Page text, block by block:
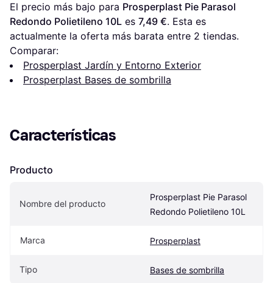
El precio más bajo para Prosperplast Pie Parasol
Redondo Polietileno 10L es 7,49 €. Esta es
actualmente la oferta más barata entre 2 tiendas.
Comparar:
Prosperplast Jardín y Entorno Exterior
Prosperplast Bases de sombrilla
Características
Producto
Nombre del producto
Prosperplast Pie Parasol
Redondo Polietileno 10L
Marca Prosperplast
Tipo Bases de sombrilla